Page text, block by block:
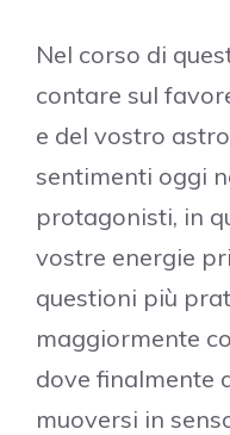
Nel corso di
contare sul
e del vostro
sentimenti oggi
protagonisti, in
vostre energie
questioni più
maggiormente
dove finalmente
muoversi in